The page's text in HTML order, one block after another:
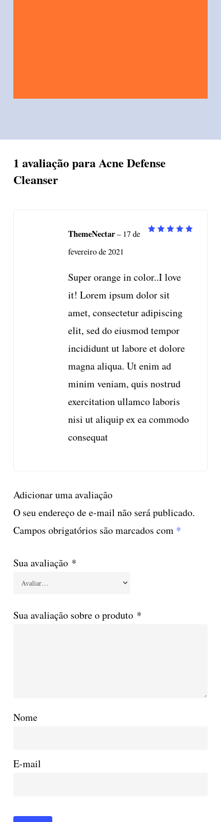
1 avaliação paraAcne Defense
Cleanser
ThemeNectar– 17 de
fevereiro de 2021
Super orange in color..I love
it! Lorem ipsum dolor sit
amet, consectetur adipiscing
elit, sed do eiusmod tempor
incididunt ut labore et dolore
magna aliqua. Ut enim ad
minim veniam, quis nostrud
exercitation ullamco laboris
nisi ut aliquip ex ea commodo
consequat
Adicionar uma avaliação
O seu endereço de e-mail não será publicado.
Campos obrigatórios são marcados com *
Sua avaliação *
Sua avaliação sobre o produto *
Nome
E-mail